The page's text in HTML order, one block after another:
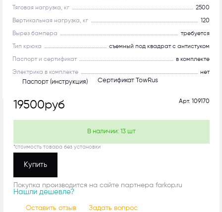
С системой антистук!
Тяговая нагрузка, кг 2500
Вертикальная нагрузка, кг 120
Вырез бампера требуется
Тип крюка съемный под квадрат с антистуком
Паспорт и сертификат в комплекте
Электрика в комплекте нет
Паспорт (инструкция) Сертификат TowRus
Арт. 109170
19500руб
В наличии: 13 шт
*стоимость товара без установки
Купить
Покупка производится на сайте партнера farkop.ru
Нашли дешевле?
Оставить отзыв Задать вопрос